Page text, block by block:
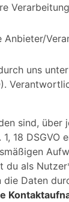
Anbieter/
uns
sind, über
18 DSGVO
du als
Daten